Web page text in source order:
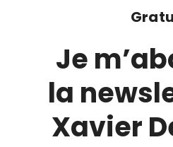
Je
la
Xavier